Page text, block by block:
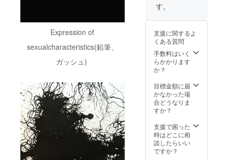
Expression of
sexualcharacteristics(鉛筆、
ガッシュ)
ど好き
セプト
で作成
します
（商材
利用
個人的
な映像
制作依
頼でも
せん。
撮影日
数は一
日で
す。
支援に関するよ
くある質問
手数料はいく
らかかります
か？
目標金額に届
かなかった場
合どうなりま
すか？
支援で困った
時はどこに相
談したらいい
ですか？